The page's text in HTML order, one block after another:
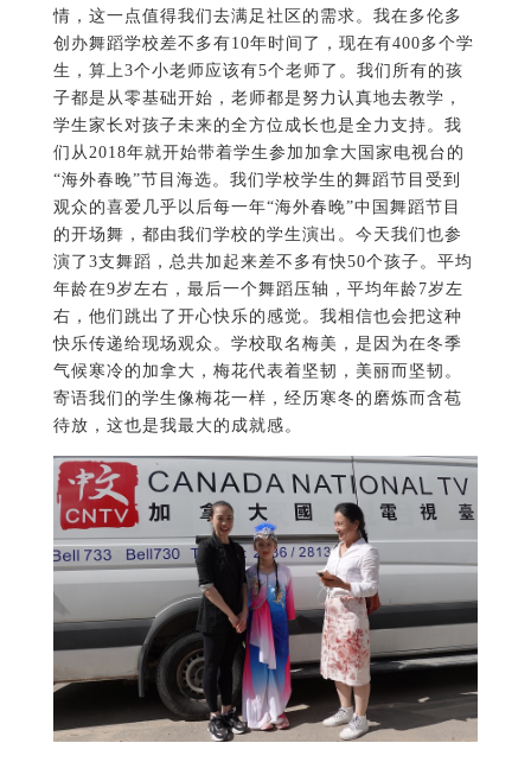
情，这一点值得我们去满足社区的需求。我在多伦多
创办舞蹈学校差不多有10年时间了，现在有400多个学
生，算上3个小老师应该有5个老师了。我们所有的孩
子都是从零基础开始，老师都是努力认真地去教学，
学生家长对孩子未来的全方位成长也是全力支持。我
们从2018年就开始带着学生参加加拿大国家电视台的
“海外春晚”节目海选。我们学校学生的舞蹈节目受到
观众的喜爱几乎以后每一年“海外春晚”中国舞蹈节目
的开场舞，都由我们学校的学生演出。今天我们也参
演了3支舞蹈，总共加起来差不多有快50个孩子。平均
年龄在9岁左右，最后一个舞蹈压轴，平均年龄7岁左
右，他们跳出了开心快乐的感觉。我相信也会把这种
快乐传递给现场观众。学校取名梅美，是因为在冬季
气候寒冷的加拿大，梅花代表着坚韧，美丽而坚韧。
寄语我们的学生像梅花一样，经历寒冬的磨炼而含苞
待放，这也是我最大的成就感。